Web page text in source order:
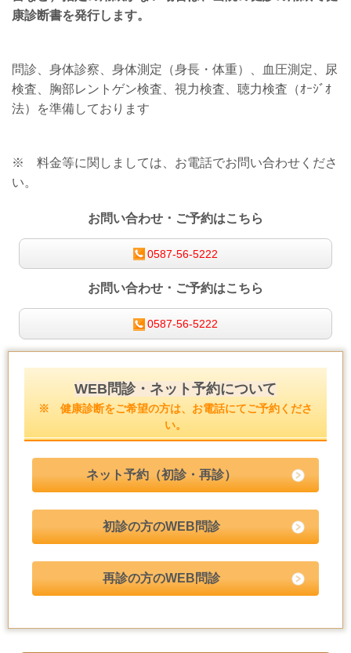
康診断書を発行します。
問診、身体診察、身体測定（身長・体重）、血圧測定、尿
検査、胸部レントゲン検査、視力検査、聴力検査（ｵｰｼﾞｵ
法）を準備しております
※ 料金等に関しましては 、お電話でお問い合わせくださ
い。
お問い合わせ ･ ご予約はこちら
0587-56-5222
お問い合わせ ･ ご予約はこちら
0587-56-5222
WEB問診・ネット予約について
※ 健康診断をご希望の方は、お電話にてご予約くださ
い。
ネット予約（初診・再診）
初診の方のWEB問診
再診の方のWEB問診